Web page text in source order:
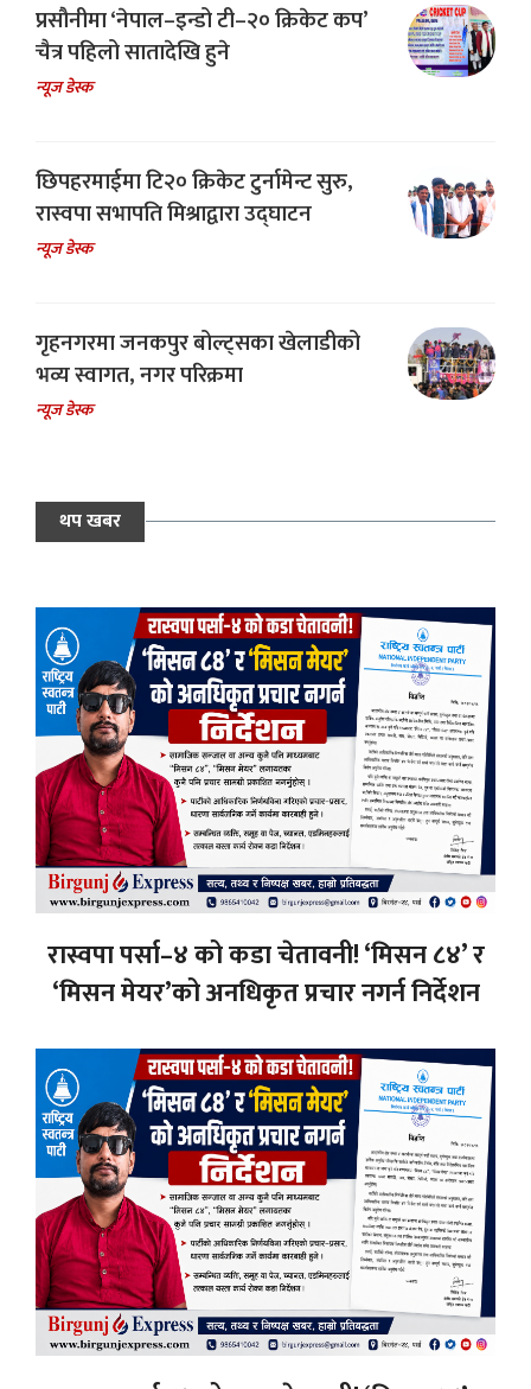
प्रसौनीमा ‘नेपाल–इन्डो टी–२० क्रिकेट कप’
चैत्र पहिलो सातादेखि हुने
न्यूज डेस्क
छिपहरमाईमा टि२० क्रिकेट टुर्नामेन्ट सुरु,
रास्वपा सभापति मिश्राद्वारा उद्घाटन
न्यूज डेस्क
गृहनगरमा जनकपुर बोल्ट्सका खेलाडीको
भव्य स्वागत, नगर परिक्रमा
न्यूज डेस्क
थप खबर
रास्वपा पर्सा–४ को कडा चेतावनी! ‘मिसन ८४’ र
‘मिसन मेयर’को अनधिकृत प्रचार नगर्न निर्देशन